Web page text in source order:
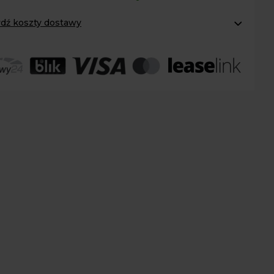
koszty dostawy
200 zł
gabaryty:ustalane indywidualnie